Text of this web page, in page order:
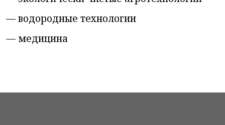
—водородные технологии
— медицина